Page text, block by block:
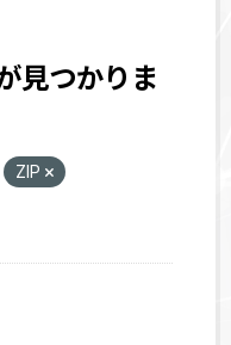
見つかりま
ZIP